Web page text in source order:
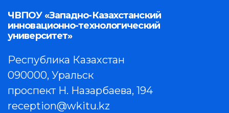
ЧВПОУ «Западно-Казахстанский
инновационно-технологический
университет»
Республика Казахстан
090000, Уральск
проспект Н. Назарбаева, 194
reception@wkitu.kz